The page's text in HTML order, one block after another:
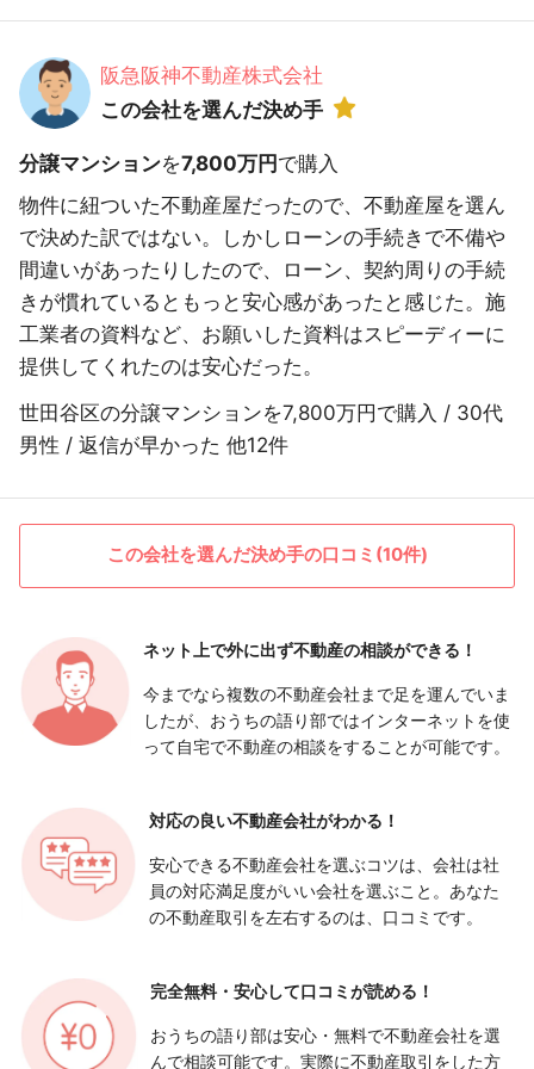
阪急阪神不動産株式会社
この会社を選んだ決め手
分譲マンションを7,800万円 で購入
物件に紐ついた不動産屋だったので、不動産屋を選ん
で決めた訳ではない。しかしローンの手続きで不備や
間違いがあったりしたので、ローン、契約周りの手続
きが慣れているともっと安心感があったと感じた。施
工業者の資料など、お願いした資料はスピーディーに
提供してくれたのは安心だった。
世田谷区の分譲マンションを7,800万円で購入 / 30代
男性 / 返信が早かった 他12件
この会社を選んだ決め手の口コミ(10件)
ネット上で外に出ず不動産の相談ができる！
今までなら複数の不動産会社まで足を運んでいま
したが、おうちの語り部ではインターネットを使
って自宅で不動産の相談をすることが可能です。
対応の良い不動産会社がわかる！
安心できる不動産会社を選ぶコツは、会社は社
員の対応満足度がいい会社を選ぶこと。あなた
の不動産取引を左右するのは、口コミです。
完全無料・安心して口コミが読める！
おうちの語り部は安心・無料で不動産会社を選
んで相談可能です。実際に不動産取引をした方